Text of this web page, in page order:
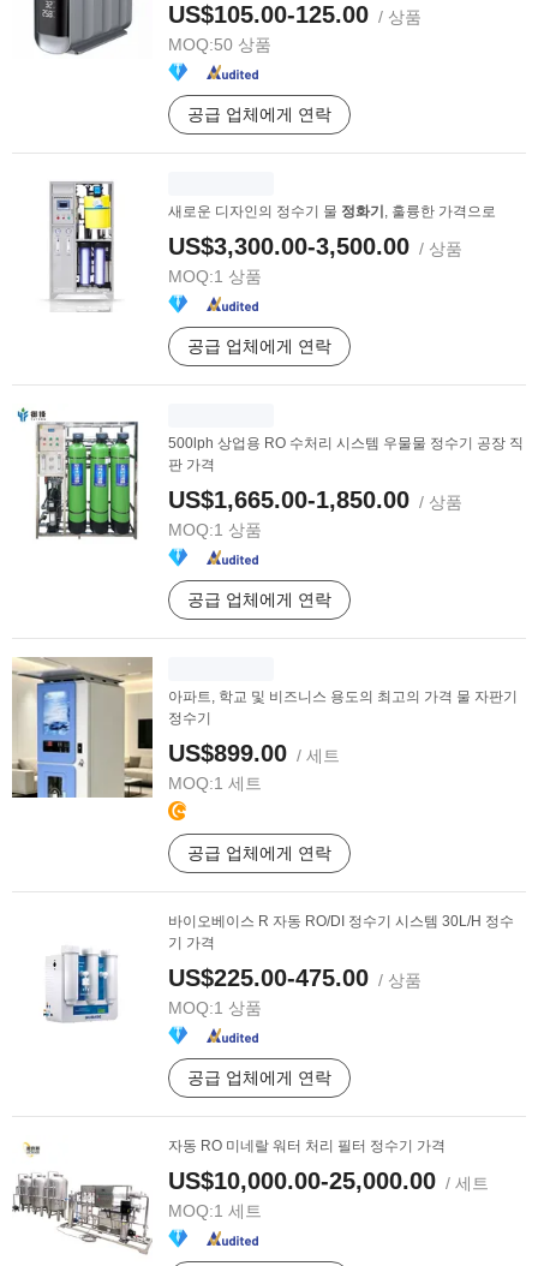
US$105.00-125.00 / 상품
MOQ:50 상품
공급 업체에게 연락
새로운 디자인의 정수기 물 정화기 , 훌륭한 가격으로
US$3,300.00-3,500.00 / 상품
MOQ:1 상품
공급 업체에게 연락
500lph 상업용 RO 수처리 시스템 우물물 정수기 공장 직
판 가격
US$1,665.00-1,850.00 / 상품
MOQ:1 상품
공급 업체에게 연락
아파트, 학교 및 비즈니스 용도의 최고의 가격 물 자판기
정수기
US$899.00 / 세트
MOQ:1 세트
공급 업체에게 연락
바이오베이스 R 자동 RO/DI 정수기 시스템 30L/H 정수
기 가격
US$225.00-475.00 / 상품
MOQ:1 상품
공급 업체에게 연락
자동 RO 미네랄 워터 처리 필터 정수기 가격
US$10,000.00-25,000.00 / 세트
MOQ:1 세트